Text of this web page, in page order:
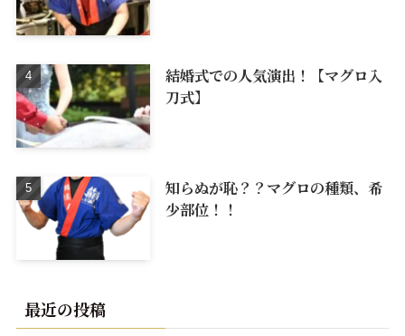
結婚式での人気演出！【マグロ入
刀式】
知らぬが恥？？マグロの種類、希
少部位！！
最近の投稿